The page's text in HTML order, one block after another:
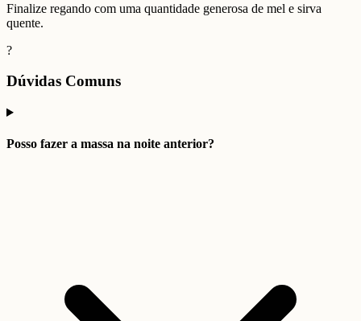
Finalize regando com uma quantidade generosa de mel e sirva
quente.
?
Dúvidas Comuns
Posso fazer a massa na noite anterior?